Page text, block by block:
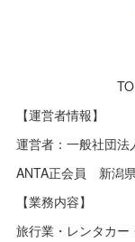
【運営者情報】
運営者：一般社団法
ANTA正会員 新潟
【業務内容】
旅行業・レンタカー